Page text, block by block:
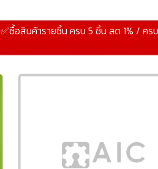
✅ซื้อสินค้ารายชิ้น ครบ 5 ชิ้น ลด 1% / ค